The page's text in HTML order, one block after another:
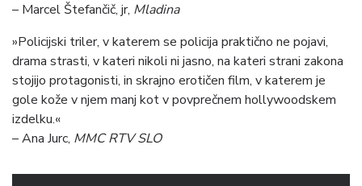
– Marcel Štefančič, jr, Mladina
»Policijski triler, v katerem se policija praktično ne pojavi,
drama strasti, v kateri nikoli ni jasno, na kateri strani zakona
stojijo protagonisti, in skrajno erotičen film, v katerem je
gole kože v njem manj kot v povprečnem hollywoodskem
izdelku.«
– Ana Jurc, MMC RTV SLO